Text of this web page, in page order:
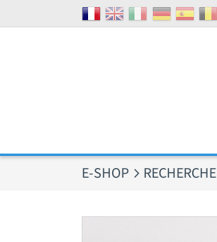
E-SHOP RECHERCHE
Panneau de gestion des cookies